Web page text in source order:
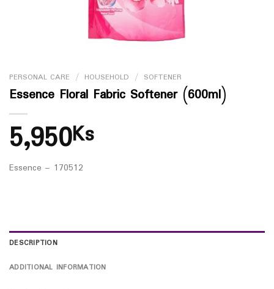
PERSONAL CARE / HOUSEHOLD / SOFTENER
Essence Floral Fabric Softener (600ml)
5,950Ks
Essence – 170512
DESCRIPTION
ADDITIONAL INFORMATION